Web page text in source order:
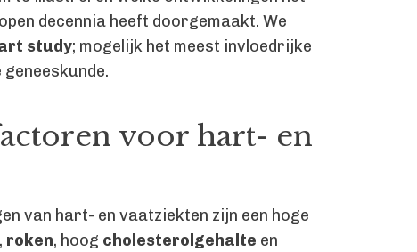
decennia heeft doorgemaakt. We
study; mogelijk het meest invloedrijke
voor hart- en
van hart- en vaatziekten zijn een hoge
, roken, hoog cholesterolgehalte en